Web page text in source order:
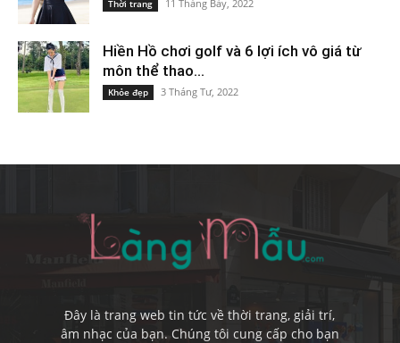
Thời trang 11 Tháng Bảy, 2022
Hiền Hồ chơi golf và 6 lợi ích vô giá từ
môn thể thao...
Khỏe đẹp 3 Tháng Tư, 2022
Đây là trang web tin tức về thời trang, giải trí,
âm nhạc của bạn. Chúng tôi cung cấp cho bạn